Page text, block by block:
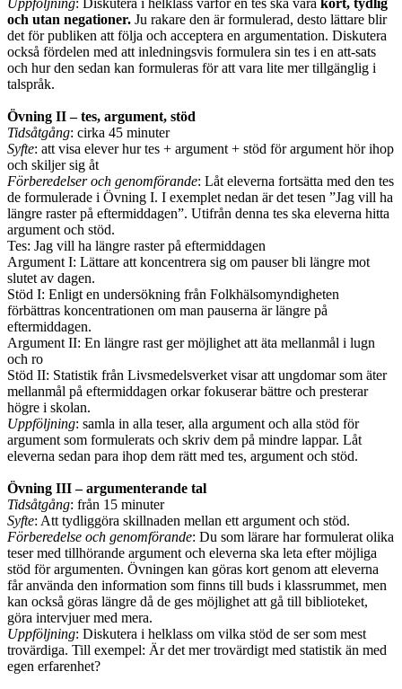
och utan negationer. Ju rakare den är formulerad, desto lättare blir
det för publiken att följa och acceptera en argumentation. Diskutera
också fördelen med att inledningsvis formulera sin tes i en att-sats
och hur den sedan kan formuleras för att vara lite mer tillgänglig i
talspråk.
Övning II – tes, argument, stöd
Tidsåtgång: cirka 45 minuter
Syfte: att visa elever hur tes + argument + stöd för argument hör ihop
och skiljer sig åt
Förberedelser och genomförande: Låt eleverna fortsätta med den tes
de formulerade i Övning I. I exemplet nedan är det tesen ”Jag vill ha
längre raster på eftermiddagen”. Utifrån denna tes ska eleverna hitta
argument och stöd.
Tes: Jag vill ha längre raster på eftermiddagen
Argument I: Lättare att koncentrera sig om pauser bli längre mot
slutet av dagen.
Stöd I: Enligt en undersökning från Folkhälsomyndigheten
förbättras koncentrationen om man pauserna är längre på
eftermiddagen.
Argument II: En längre rast ger möjlighet att äta mellanmål i lugn
och ro
Stöd II: Statistik från Livsmedelsverket visar att ungdomar som äter
mellanmål på eftermiddagen orkar fokuserar bättre och presterar
högre i skolan.
Uppföljning: samla in alla teser, alla argument och alla stöd för
argument som formulerats och skriv dem på mindre lappar. Låt
eleverna sedan para ihop dem rätt med tes, argument och stöd.
Övning III – argumenterande tal
Tidsåtgång: från 15 minuter
Syfte: Att tydliggöra skillnaden mellan ett argument och stöd.
Förberedelse och genomförande: Du som lärare har formulerat olika
teser med tillhörande argument och eleverna ska leta efter möjliga
stöd för argumenten. Övningen kan göras kort genom att eleverna
får använda den information som finns till buds i klassrummet, men
kan också göras längre då de ges möjlighet att gå till biblioteket,
göra intervjuer med mera.
Uppföljning: Diskutera i helklass om vilka stöd de ser som mest
trovärdiga. Till exempel: Är det mer trovärdigt med statistik än med
egen erfarenhet?